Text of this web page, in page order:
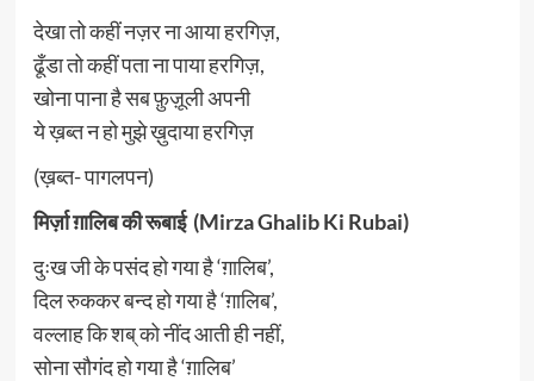
देखा तो कहीं नज़र ना आया हरगिज़,
ढूँडा तो कहीं पता ना पाया हरगिज़,
खोना पाना है सब फ़ुज़ूली अपनी
ये ख़ब्त न हो मुझे ख़ुदाया हरगिज़
(ख़ब्त- पागलपन)
मिर्ज़ा ग़ालिब की रूबाई (Mirza Ghalib Ki Rubai)
दुःख जी के पसंद हो गया है ‘ग़ालिब’,
दिल रुककर बन्द हो गया है ‘ग़ालिब’,
वल्लाह कि शब् को नींद आती ही नहीं,
सोना सौगंद हो गया है ‘ग़ालिब’